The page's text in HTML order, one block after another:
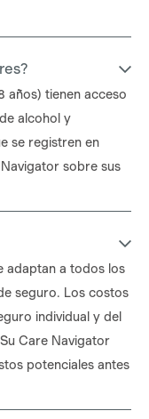
años) tienen acceso
alcohol y
se registren en
sobre sus
adaptan a todos los
seguro. Los costos
individual y del
Care Navigator
potenciales antes